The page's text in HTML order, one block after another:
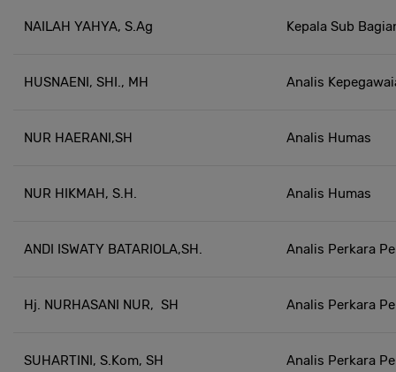
NAILAH YAHYA, S.Ag Kepala Sub
HUSNAENI, SHI., MH Analis
NUR HAERANI,SH Analis Humas
NUR HIKMAH, S.H. Analis Humas
ANDI ISWATY BATARIOLA,SH. Analis Perkara
Hj. NURHASANI NUR, SH Analis Perkara
SUHARTINI, S.Kom, SH Analis Perkara